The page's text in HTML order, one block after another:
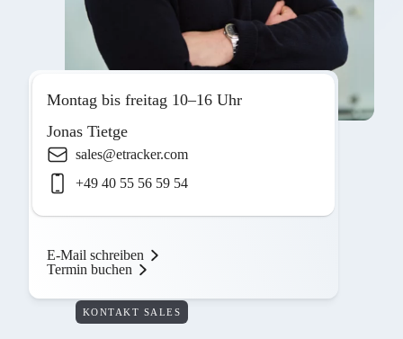
Montag bis freitag 10–16 Uhr
Jonas Tietge
sales@etracker.com
+49 40 55 56 59 54
E-Mail schreiben
Termin buchen
KONTAKT SALES